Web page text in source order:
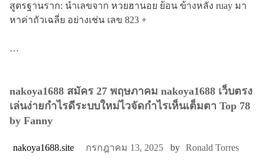
สูตรฐานราก: นำเลขจาก หวยฮานอย ย้อน ข้างหลัง ruay มา
หาค่าถัวเฉลี่ย อย่างเช่น เลข 823 +
…
nakoya1688 สมัคร 27 พฤษภาคม nakoya1688 เว็บตรง
เล่นง่ายกำไรดีระบบใหม่ไวจัดกำไรเห็นเต็มตา Top 78
by Fanny
nakoya1688.site กรกฎาคม 13, 2025 by Ronald Torres